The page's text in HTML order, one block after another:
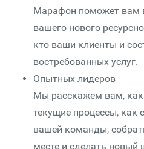
Марафон поможет вам
вашего нового
кто ваши клиенты и
востребованных услуг.
Опытных лидеров
Мы расскажем вам, как
текущие процессы, как
вашей команды,
месте и сделать новый